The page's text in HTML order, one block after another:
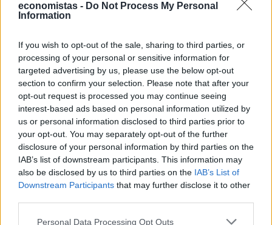
economistas - Do Not Process My Personal
Information
If you wish to opt-out of the sale, sharing to third parties, or
processing of your personal or sensitive information for
targeted advertising by us, please use the below opt-out
section to confirm your selection. Please note that after your
opt-out request is processed you may continue seeing
interest-based ads based on personal information utilized by
us or personal information disclosed to third parties prior to
your opt-out. You may separately opt-out of the further
disclosure of your personal information by third parties on the
IAB’s list of downstream participants. This information may
also be disclosed by us to third parties on the IAB’s List of
Downstream Participants that may further disclose it to other
Personal Data Processing Opt Outs
ΤΡΟΠΟΣ ΖΩΗΣ
για εσένα
«Η λίστα με τα βιβλία που διαβάζεις είναι ουσιαστικά ένας χάρτης
της προσωπικότητάς σου». Αυτό υποστηρίζει ο Edgar Dubourg,
γνωστικός επιστήμονας στην École Normale Supérieure στο
Παρίσι, εξηγώντας ότι η επιλογή ενός θρίλερ, ενός ρομαντικού
μυθιστορήματος ή ενός βιβλίου επιστημονικής φαντασίας κάθε
άλλο παρά τυχαία δεν είναι.
NEWSROOM/ 07 Αυγ 2026